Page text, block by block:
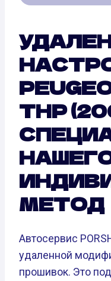
THP
МЕТОД
Автосервис
удаленной
прошивок. Это